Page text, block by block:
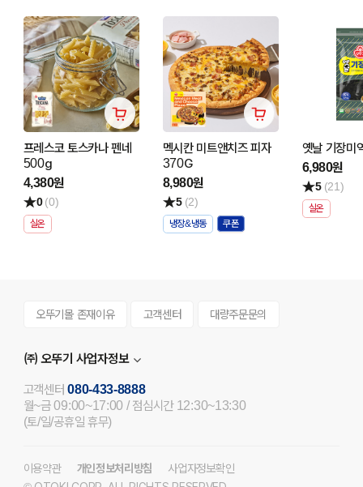
프레스코 토스카나 펜네
500g
4,380원
0(0)
실온
멕시칸 미트앤치즈 피자
370G
8,980원
5 (2)
냉장&냉동
옛날 기장미
6,980원
5 (21)
실온
오뚜기몰 존재이유 고객센터 대량주문문의
㈜ 오뚜기 사업자정보
고객센터080-433-8888
월~금 09:00~17:00 / 점심시간 12:30~13:30
(토/일/공휴일 휴무)
이용약관 개인정보처리방침
사업자정보확인